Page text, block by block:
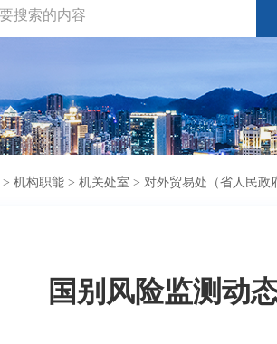
> 机构职能 > 机关处室 > 对外贸易处（省人民政
国别风险监测动